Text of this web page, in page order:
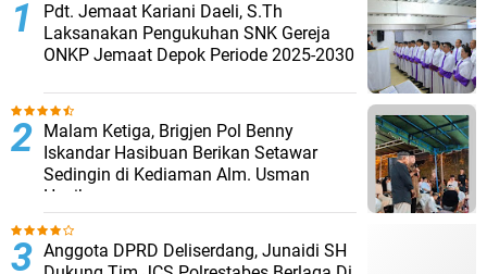
Pdt. Jemaat Kariani Daeli, S.Th
Laksanakan Pengukuhan SNK Gereja
ONKP Jemaat Depok Periode 2025-2030
Malam Ketiga, Brigjen Pol Benny
Iskandar Hasibuan Berikan Setawar
Sedingin di Kediaman Alm. Usman
Hasibuan
Anggota DPRD Deliserdang, Junaidi SH